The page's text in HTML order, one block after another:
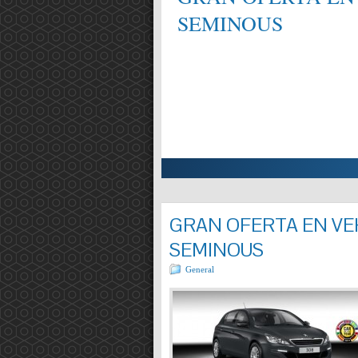
EN MECÀNICA,
Entrada completa »
SEMINOUS
GRAN OFERTA EN
SEMINOUS
General